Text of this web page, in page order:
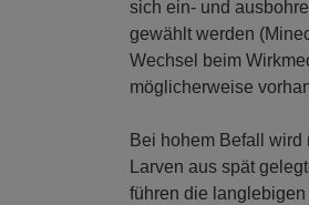
sich ein- und
gewählt werden
Wechsel beim
möglicherweise
Bei hohem Befall
Larven aus spät
führen die